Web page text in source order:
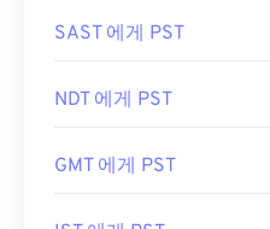
SAST 에게 PST
NDT 에게 PST
GMT 에게 PST